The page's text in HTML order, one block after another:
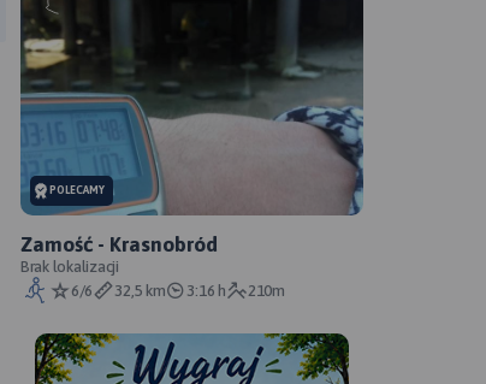
POLECAMY
Zamość - Krasnobród
Brak lokalizacji
6/6
32,5 km 3:16 h 210m